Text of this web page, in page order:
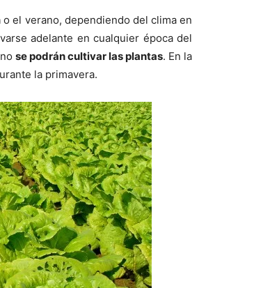
el verano, dependiendo del clima en
adelante en cualquier época del
se podrán cultivar las plantas. En la
la primavera.